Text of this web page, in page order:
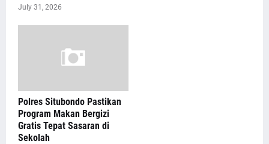
July 31, 2026
Polres Situbondo Pastikan
Program Makan Bergizi
Gratis Tepat Sasaran di
Sekolah